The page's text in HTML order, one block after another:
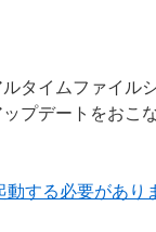
タイムファイル
プデートをおこ
する必要があり